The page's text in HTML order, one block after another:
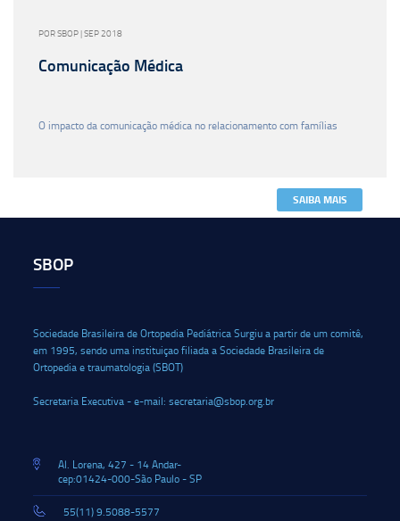
POR SBOP | SEP 2018
Comunicação Médica
O impacto da comunicação médica no relacionamento com famílias
SAIBA MAIS
SBOP
Sociedade Brasileira de Ortopedia Pediátrica Surgiu a partir de um comitê,
em 1995, sendo uma instituiçao filiada a Sociedade Brasileira de
Ortopedia e traumatologia (SBOT)
Secretaria Executiva - e-mail: secretaria@sbop.org.br
Al. Lorena, 427 - 14 Andar-
cep:01424-000-São Paulo - SP
55(11) 9.5088-5577